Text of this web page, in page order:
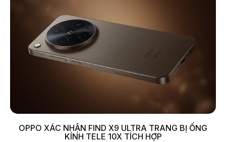
OPPO XÁC NHẬN FIND X9 ULTRA TRANG BỊ ỐNG
KÍNH TELE 10X TÍCH HỢP